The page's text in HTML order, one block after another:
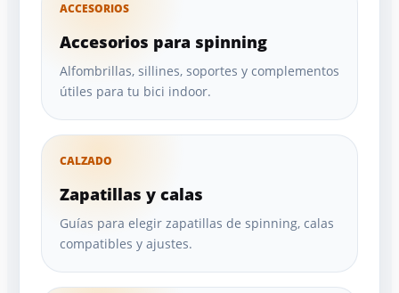
ACCESORIOS
Accesorios para spinning
Alfombrillas, sillines, soportes y complementos
útiles para tu bici indoor.
CALZADO
Zapatillas y calas
Guías para elegir zapatillas de spinning, calas
compatibles y ajustes.